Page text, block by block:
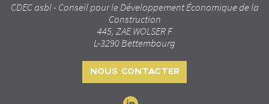
CDEC asbl - Conseil pour le Développement Économique de la
Construction
445, ZAE WOLSER F
L-3290 Bettembourg
NOUS CONTACTER